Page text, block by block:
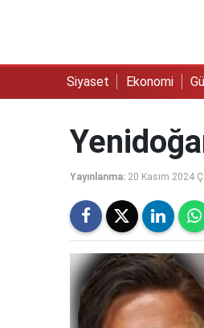
Siyaset Ekonomi
Yayınlanma: 20 Kasım 2024